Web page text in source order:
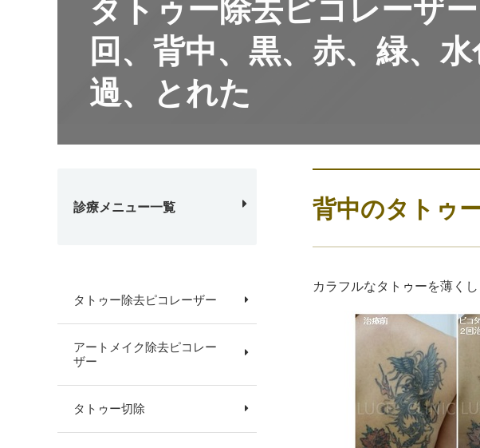
回、背中、黒、赤、緑、
過、とれた
背中のタトゥ
カラフルなタトゥーを薄く
診療メニュー一覧
タトゥー除去ピコレーザー
アートメイク除去ピコレー
ザー
タトゥー切除